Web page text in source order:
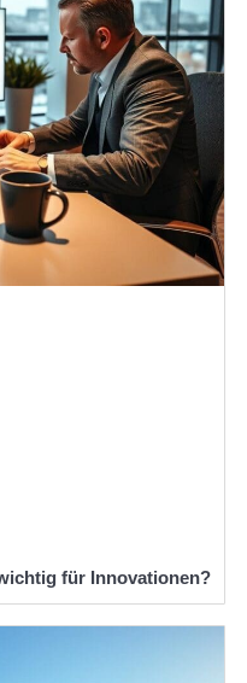
für Innovationen?